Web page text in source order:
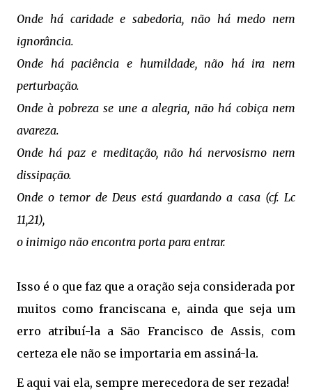
Onde há caridade e sabedoria, não há medo nem
ignorância.
Onde há paciência e humildade, não há ira nem
perturbação.
Onde à pobreza se une a alegria, não há cobiça nem
avareza.
Onde há paz e meditação, não há nervosismo nem
dissipação.
Onde o temor de Deus está guardando a casa (cf. Lc
11,21),
o inimigo não encontra porta para entrar.
Isso é o que faz que a oração seja considerada por
muitos como franciscana e, ainda que seja um
erro atribuí-la a São Francisco de Assis, com
certeza ele não se importaria em assiná-la.
E aqui vai ela, sempre merecedora de ser rezada!